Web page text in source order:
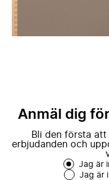
Anmäl dig
Bli den första
erbjudanden och
Jag är
Jag är